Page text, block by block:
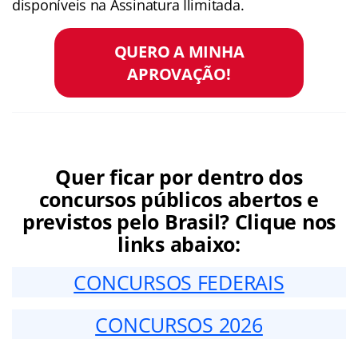
disponíveis na Assinatura Ilimitada.
QUERO A MINHA
APROVAÇÃO!
Quer ficar por dentro dos
concursos públicos abertos e
previstos pelo Brasil? Clique nos
links abaixo:
CONCURSOS FEDERAIS
CONCURSOS 2026